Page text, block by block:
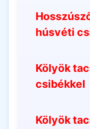
húsvéti
Kölyök
csibékkel
Kölyök